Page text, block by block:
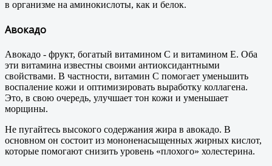
в организме на аминокислоты, как и белок.
Авокадо
Авокадо - фрукт, богатый витамином С и витамином Е. Оба
эти витамина известны своими антиоксидантными
свойствами. В частности, витамин С помогает уменьшить
воспаление кожи и оптимизировать выработку коллагена.
Это, в свою очередь, улучшает тон кожи и уменьшает
морщины.
Не пугайтесь высокого содержания жира в авокадо. В
основном он состоит из мононенасыщенных жирных кислот,
которые помогают снизить уровень «плохого» холестерина.